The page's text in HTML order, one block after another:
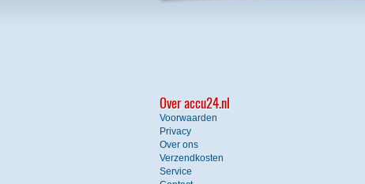
Over accu24.nl
Voorwaarden
Privacy
Over ons
Verzendkosten
Service